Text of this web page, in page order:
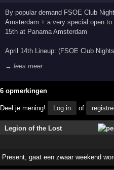
By popular demand FSOE Club
Amsterdam + a very special open
15th at Panama Amsterdam
April 14th Lineup: (FSOE Club
→ lees meer
6 opmerkingen
Deel je mening! Log in of
Legion of the Lost
Present, gaat een zwaar weekend